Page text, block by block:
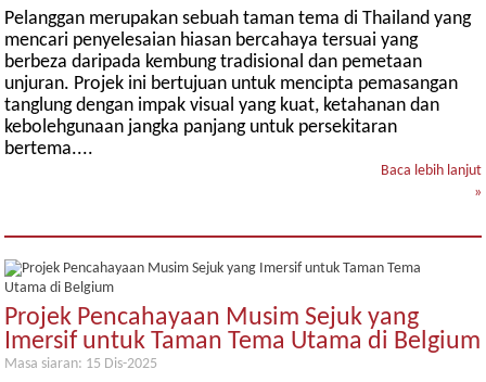
Pelanggan merupakan sebuah taman tema di Thailand yang
mencari penyelesaian hiasan bercahaya tersuai yang
berbeza daripada kembung tradisional dan pemetaan
unjuran. Projek ini bertujuan untuk mencipta pemasangan
tanglung dengan impak visual yang kuat, ketahanan dan
kebolehgunaan jangka panjang untuk persekitaran
bertema....
Baca lebih lanjut
»
Projek Pencahayaan Musim Sejuk yang
Imersif untuk Taman Tema Utama di Belgium
Masa siaran: 15 Dis-2025